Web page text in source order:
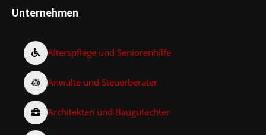
Unternehmen
Alterspflege und Seniorenhilfe
Anwälte und Steuerberater
Architekten und Baugutachter